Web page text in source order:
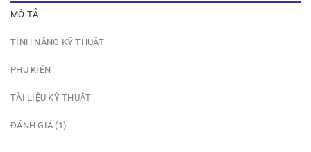
MÔ TẢ
TÍNH NĂNG KỸ THUẬT
PHỤ KIỆN
TÀI LIỆU KỸ THUẬT
ĐÁNH GIÁ (1)